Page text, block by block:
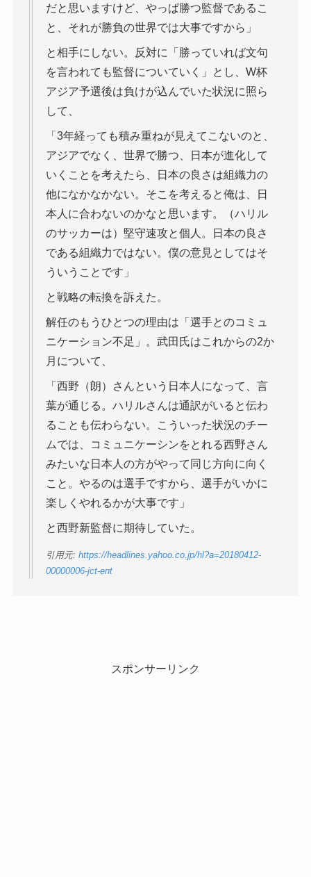
だと思いますけど、やっぱ勝つ監督であるこ
と、それが勝負の世界では大事ですから」
と相手にしない。反対に「勝っていれば文句
を言われても監督についていく」とし、W杯
アジア予選後は負けが込んでいた状況に照ら
して、
「3年経っても積み重ねが見えてこないのと、
アジアでなく、世界で勝つ、日本が進化して
いくことを考えたら、日本の良さは組織力の
他になかなかない。そこを考えると俺は、日
本人に合わないのかなと思います。（ハリル
のサッカーは）堅守速攻と個人。日本の良さ
である組織力ではない。僕の意見としてはそ
ういうことです」
と戦略の転換を訴えた。
解任のもうひとつの理由は「選手とのコミュ
ニケーション不足」。武田氏はこれからの2か
月について、
「西野（朗）さんという日本人になって、言
葉が通じる。ハリルさんは通訳がいると伝わ
ることも伝わらない。こういった状況のチー
ムでは、コミュニケーシンをとれる西野さん
みたいな日本人の方がやって同じ方向に向く
こと。やるのは選手ですから、選手がいかに
楽しくやれるかが大事です」
と西野新監督に期待していた。
引用元: https://headlines.yahoo.co.jp/hl?a=20180412-
00000006-jct-ent
スポンサーリンク